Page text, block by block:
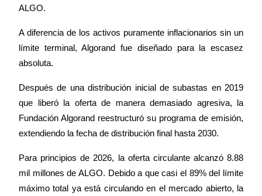
ALGO.
A diferencia de los activos puramente inflacionarios sin un
límite terminal, Algorand fue diseñado para la escasez
absoluta.
Después de una distribución inicial de subastas en 2019
que liberó la oferta de manera demasiado agresiva, la
Fundación Algorand reestructuró su programa de emisión,
extendiendo la fecha de distribución final hasta 2030.
Para principios de 2026, la oferta circulante alcanzó 8.88
mil millones de ALGO. Debido a que casi el 89% del límite
máximo total ya está circulando en el mercado abierto, la